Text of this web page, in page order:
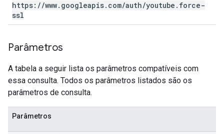
https: //www. googleapis. com/auth/youtube . force-
ssl
Parâmetros
A tabela a seguir lista os parâmetros compatíveis com
essa consulta. Todos os parâmetros listados são os
parâmetros de consulta.
Parâmetros